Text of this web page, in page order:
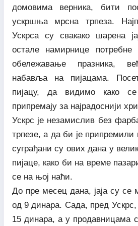
домовима верника, бити
ускршња мрсна трпеза.
Ускрса су свакако шарена
остале намирнице потребне
обележавање празника,
набавља на пијацама.
пијацу, да видимо како
припремају за најрадоснији
Ускрс је незамислив без
трпезе, а да би је припремили
суграђани су ових дана у
пијаце, како би на време
се на њој наћи.
До пре месец дана, јаја су се
од 9 динара. Сада, пред
15 динара, а у продавницама